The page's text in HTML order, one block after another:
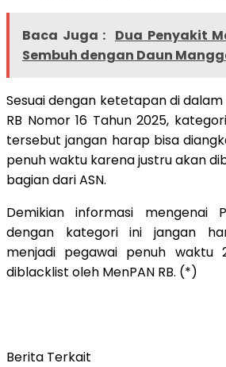
Baca Juga : Dua Penyakit
Sembuh dengan Daun
Sesuai dengan ketetapan di dalam
RB Nomor 16 Tahun 2025,
tersebut jangan harap bisa
penuh waktu karena justru akan
bagian dari ASN.
Demikian informasi mengenai
dengan kategori ini jangan
menjadi pegawai penuh waktu
diblacklist oleh MenPAN RB. (*)
Berita Terkait